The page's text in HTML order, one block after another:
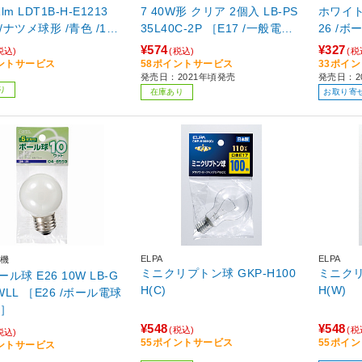
ツメ球形 /青色 /1
込)
トサービス
7 40W形 クリア 2個入 LB-PS
35L40C-2P ［E17 /一般電球
形 /40W相当 /電球色 /2個 /全
方向タイプ］
¥574(税込)
58ポイントサービス
発売日：2021年頃発売
在庫あり
ホワイト LB-G4610-
26 /ボ
¥327 (税
33ポイ
発売日：
お取り寄
球 E26 10W LB-G
［E26 /ボール電球
込)
トサービス
ELPA
ミニクリプトン球 GKP-H100
H(C)
¥548 (税込)
55ポイントサービス
ELPA
ミニクリプ
H(W)
¥548 (税
55ポイ